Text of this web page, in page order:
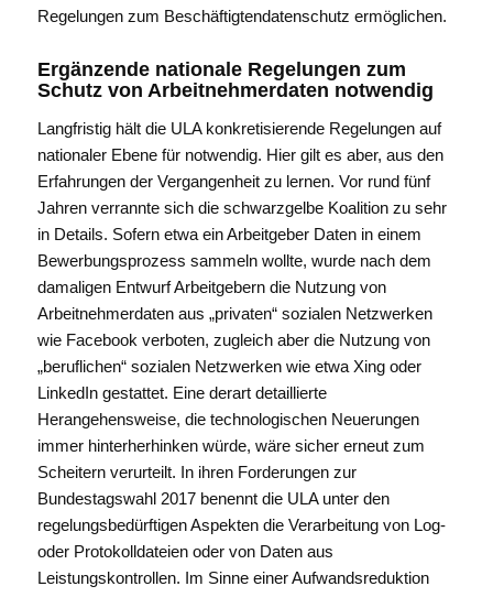
Regelungen zum Beschäftigtendatenschutz ermöglichen.
Ergänzende nationale Regelungen zum
Schutz von Arbeitnehmerdaten notwendig
Langfristig hält die ULA konkretisierende Regelungen auf
nationaler Ebene für notwendig. Hier gilt es aber, aus den
Erfahrungen der Vergangenheit zu lernen. Vor rund fünf
Jahren verrannte sich die schwarzgelbe Koalition zu sehr
in Details. Sofern etwa ein Arbeitgeber Daten in einem
Bewerbungsprozess sammeln wollte, wurde nach dem
damaligen Entwurf Arbeitgebern die Nutzung von
Arbeitnehmerdaten aus „privaten“ sozialen Netzwerken
wie Facebook verboten, zugleich aber die Nutzung von
„beruflichen“ sozialen Netzwerken wie etwa Xing oder
LinkedIn gestattet. Eine derart detaillierte
Herangehensweise, die technologischen Neuerungen
immer hinterherhinken würde, wäre sicher erneut zum
Scheitern verurteilt. In ihren Forderungen zur
Bundestagswahl 2017 benennt die ULA unter den
regelungsbedürftigen Aspekten die Verarbeitung von Log-
oder Protokolldateien oder von Daten aus
Leistungskontrollen. Im Sinne einer Aufwandsreduktion